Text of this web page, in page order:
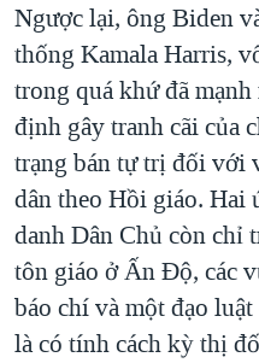
Ngược lại, ông Biden
thống Kamala Harris,
trong quá khứ đã
định gây tranh cãi của
trạng bán tự trị đối với
dân theo Hồi giáo. Hai
danh Dân Chủ còn chỉ
tôn giáo ở Ấn Độ, các
báo chí và một đạo
là có tính cách kỳ thị